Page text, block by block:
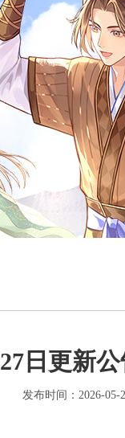
日更新
发布时间：2026-05-